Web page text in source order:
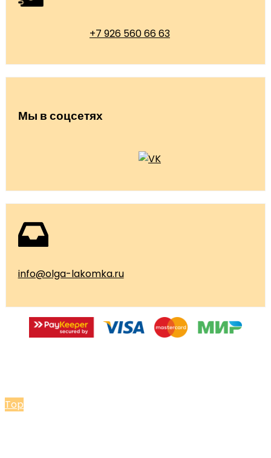
+7 926 560 66 63
Мы в соцсетях
info@olga-lakomka.ru
Top